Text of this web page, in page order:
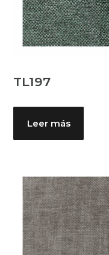
TL197
Leer más